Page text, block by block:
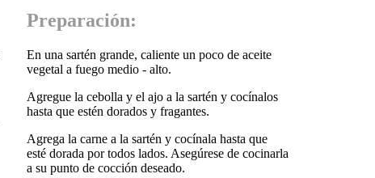
Preparación:
En una sartén grande, caliente un poco de aceite
vegetal a fuego medio - alto.
Agregue la cebolla y el ajo a la sartén y cocínalos
hasta que estén dorados y fragantes.
Agrega la carne a la sartén y cocínala hasta que
esté dorada por todos lados. Asegúrese de cocinarla
a su punto de cocción deseado.